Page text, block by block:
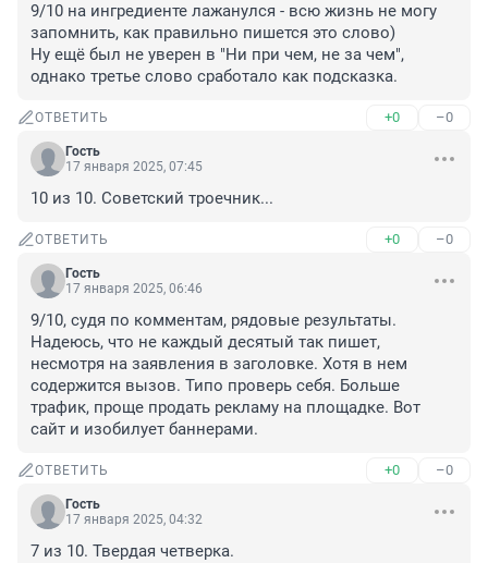
9/10 на ингредиенте лажанулся - всю жизнь не могу
запомнить, как правильно пишется это слово)
Ну ещё был не уверен в "Ни при чем, не за чем",
однако третье слово сработало как подсказка.
ОТВЕТИТЬ +0 –0
Гость
17 января 2025, 07:45
10 из 10. Советский троечник...
ОТВЕТИТЬ +0 –0
Гость
17 января 2025, 06:46
9/10, судя по комментам, рядовые результаты.
Надеюсь, что не каждый десятый так пишет,
несмотря на заявления в заголовке. Хотя в нем
содержится вызов. Типо проверь себя. Больше
трафик, проще продать рекламу на площадке. Вот
сайт и изобилует баннерами.
ОТВЕТИТЬ +0 –0
Гость
17 января 2025, 04:32
7 из 10. Твердая четверка.